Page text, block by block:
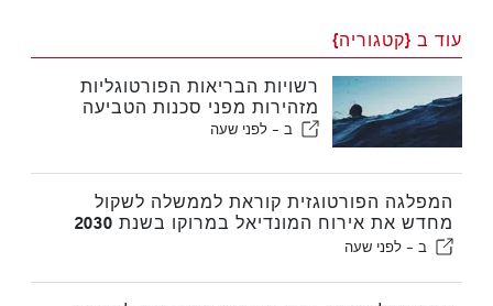
עוד ב {קטגוריה}
רשויות הבריאות הפורטוגליות
מזהירות מפני סכנות הטביעה
ב - לפני שעה
המפלגה הפורטוגזית קוראת לממשלה לשקול
מחדש את אירוח המונדיאל במרוקו בשנת 2030
עקב משבר סעוטה
ב - לפני שעה